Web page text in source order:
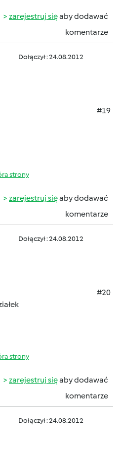
zarejestruj sięaby dodawać
komentarze
Dołączył : 24.08.2012
#19
strony
zarejestruj sięaby dodawać
komentarze
Dołączył : 24.08.2012
#20
strony
zarejestruj sięaby dodawać
komentarze
Dołączył : 24.08.2012